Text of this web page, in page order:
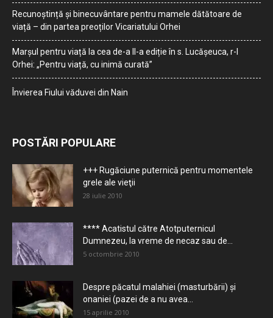
Recunoștință și binecuvântare pentru mamele dătătoare de
viață – din partea preoților Vicariatului Orhei
Marșul pentru viață la cea de-a II-a ediție în s. Lucășeuca, r-l
Orhei: „Pentru viață, cu inimă curată”
Învierea Fiului văduvei din Nain
POSTĂRI POPULARE
+++ Rugăciune puternică pentru momentele
grele ale vieţii
28 iulie 2010
**** Acatistul către Atotputernicul
Dumnezeu, la vreme de necaz sau de...
5 octombrie 2010
Despre păcatul malahiei (masturbării) şi
onaniei (pazei de a nu avea...
15 aprilie 2010